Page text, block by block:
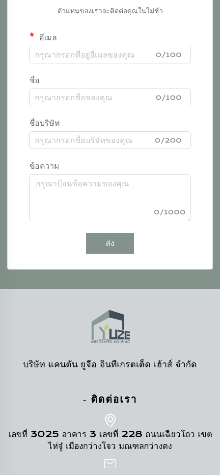
ตัวแทนของเราจะติดต่อคุณในไม่ช้า
อีเมล
0/100
ชื่อ
0/100
ชื่อบริษัท
0/200
ข้อความ
0/1000
ส่ง
บริษัท แคนตัน ยูจือ อินทีเกรตเต็ด เฮ้าส์ จำกัด
- ติดต่อเรา
เลขที่ 3025 อาคาร 3 เลขที่ 228 ถนนเฉียวโถว เขต
ไห่จู๋ เมืองกว่างโจว มณฑลกว่างตง